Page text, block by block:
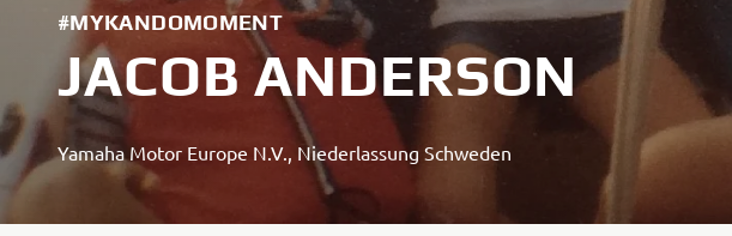
#MYKANDOMOMENT
JACOB ANDERSON
Yamaha Motor Europe N.V., Niederlassung Schweden